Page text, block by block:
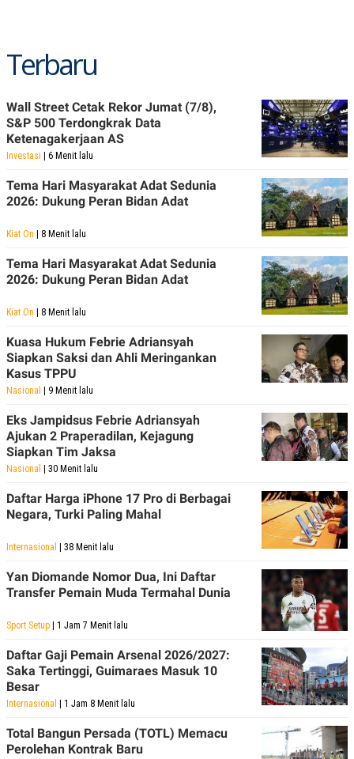
G
M
E
D
I
A
I
D
SITEMAP PROFILE
TERM
OF
USE
PEMBERITAAN
PRIVACY
POLICY
Terbaru
Wall Street Cetak Rekor Jumat (7/8),
S&P 500 Terdongkrak Data
Ketenagakerjaan AS
Investasi | 6 Menit lalu
Tema Hari Masyarakat Adat Sedunia
2026: Dukung Peran Bidan Adat
Kiat On | 8 Menit lalu
Tema Hari Masyarakat Adat Sedunia
2026: Dukung Peran Bidan Adat
Kiat On | 8 Menit lalu
Kuasa Hukum Febrie Adriansyah
Siapkan Saksi dan Ahli Meringankan
Kasus TPPU
Nasional | 9 Menit lalu
Eks Jampidsus Febrie Adriansyah
Ajukan 2 Praperadilan, Kejagung
Siapkan Tim Jaksa
Nasional | 30 Menit lalu
Daftar Harga iPhone 17 Pro di Berbagai
Negara, Turki Paling Mahal
Internasional | 38 Menit lalu
Yan Diomande Nomor Dua, Ini Daftar
Transfer Pemain Muda Termahal Dunia
Sport Setup | 1 Jam 7 Menit lalu
Daftar Gaji Pemain Arsenal 2026/2027:
Saka Tertinggi, Guimaraes Masuk 10
Besar
Internasional | 1 Jam 8 Menit lalu
Total Bangun Persada (TOTL) Memacu
Perolehan Kontrak Baru